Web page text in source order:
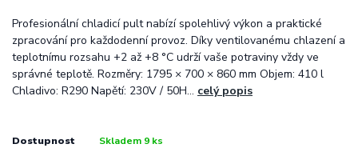
Profesionální chladicí pult nabízí spolehlivý výkon a praktické
zpracování pro každodenní provoz. Díky ventilovanému chlazení a
teplotnímu rozsahu +2 až +8 °C udrží vaše potraviny vždy ve
správné teplotě. Rozměry: 1795 × 700 × 860 mm Objem: 410 l
Chladivo: R290 Napětí: 230V / 50H... celý popis
Dostupnost Skladem 9 ks